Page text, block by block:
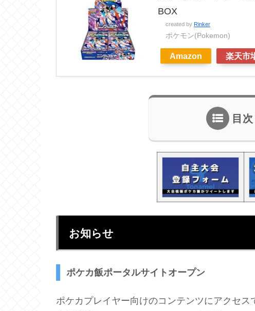
BOX
created by Rinker
ポケモン(Pokemon)
Amazon 楽天市
目次
お知らせ
ポケカ飯ポータルサイトオープン
ポケカプレイヤー向けのコンテンツにアクセス